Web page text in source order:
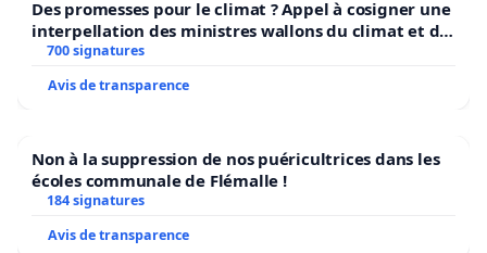
Des promesses pour le climat ? Appel à cosigner une
interpellation des ministres wallons du climat et de
l’environnement.
700 signatures
Avis de transparence
Non à la suppression de nos puéricultrices dans les
écoles communale de Flémalle !
184 signatures
Avis de transparence